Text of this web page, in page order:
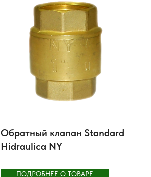
Обратный клапан Standard
Hidraulica NY
ПОДРОБНЕЕ О ТОВАРЕ